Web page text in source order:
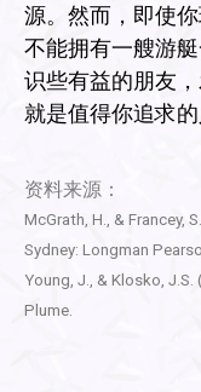
源。然而，即使
不能拥有一艘游
识些有益的朋友
就是值得你追求的
资料来源：
McGrath, H., & Francey,
Sydney: Longman
Young, J., & Klosko, J.S.
Plume.